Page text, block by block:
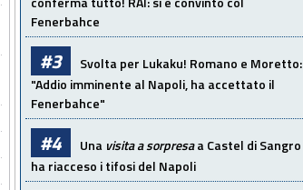
Fenerbahce
#3
Svolta per Lukaku! Romano e Moretto:
"Addio imminente al Napoli, ha accettato il
Fenerbahce"
#4 Una visita a sorpresaa Castel di Sangro
ha riacceso i tifosi del Napoli